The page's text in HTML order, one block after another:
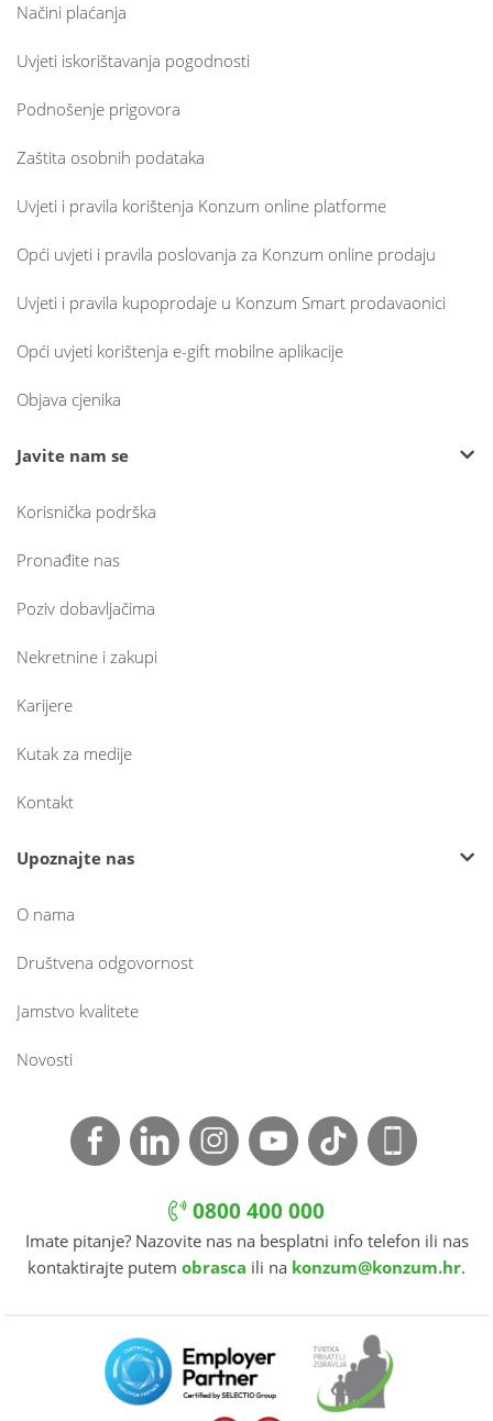
Načini plaćanja
Uvjeti iskorištavanja pogodnosti
Podnošenje prigovora
Zaštita osobnih podataka
Uvjeti i pravila korištenja Konzum online platforme
Opći uvjeti i pravila poslovanja za Konzum online prodaju
Uvjeti i pravila kupoprodaje u Konzum Smart prodavaonici
Opći uvjeti korištenja e-gift mobilne aplikacije
Objava cjenika
Javite nam se
Korisnička podrška
Pronađite nas
Poziv dobavljačima
Nekretnine i zakupi
Karijere
Kutak za medije
Kontakt
Upoznajte nas
O nama
Društvena odgovornost
Jamstvo kvalitete
Novosti
0800 400 000
Imate pitanje? Nazovite nas na besplatni info telefon ili nas
kontaktirajte putem obrasca ili na konzum@konzum.hr.